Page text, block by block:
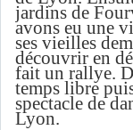
jardins de
avons eu une
ses vieilles
découvrir en
fait un rallye.
temps libre
spectacle de
Lyon.